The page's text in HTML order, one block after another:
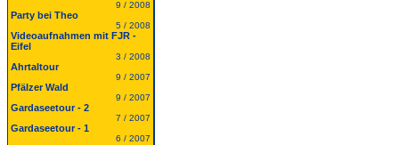
9 / 2008
Party bei Theo
5 / 2008
Videoaufnahmen mit FJR -
Eifel
3 / 2008
Ahrtaltour
9 / 2007
Pfälzer Wald
9 / 2007
Gardaseetour - 2
7 / 2007
Gardaseetour - 1
6 / 2007